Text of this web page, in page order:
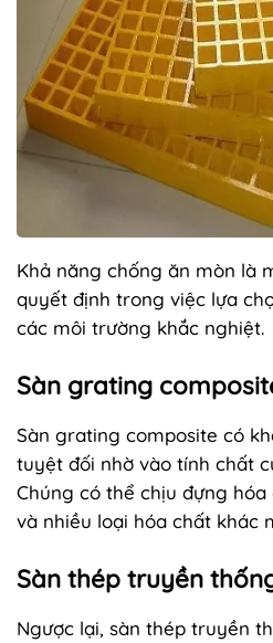
Khả năng chống ăn mòn là
quyết định trong việc lựa
các môi trường khắc nghiệt.
Sàn grating
Sàn grating composite có
tuyệt đối nhờ vào tính chất
Chúng có thể chịu đựng
và nhiều loại hóa chất khác
Sàn thép truyền
Ngược lại, sàn thép truyền